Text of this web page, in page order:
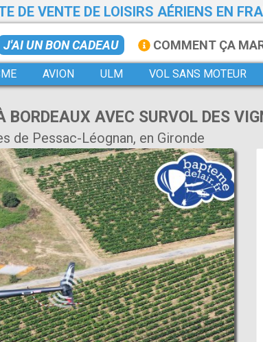
DE VENTE DE LOISIRS AÉRIENS EN
J'AI UN BON CADEAU COMMENT ÇA
AVION ULM VOL SANS MOTEUR
BORDEAUX AVEC SURVOL DES
de Pessac-Léognan, en Gironde